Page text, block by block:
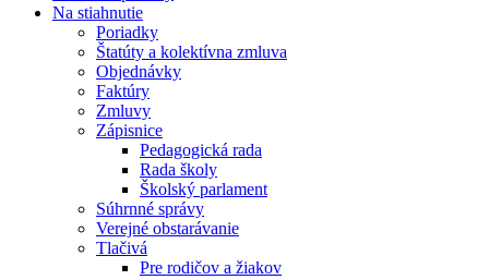
Na stiahnutie
Poriadky
Štatúty a kolektívna zmluva
Objednávky
Faktúry
Zmluvy
Zápisnice
Pedagogická rada
Rada školy
Školský parlament
Súhrnné správy
Verejné obstarávanie
Tlačivá
Pre rodičov a žiakov